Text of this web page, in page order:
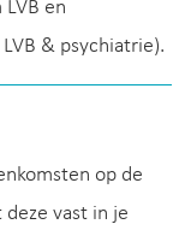
en
& psychiatrie).
op de
vast in je